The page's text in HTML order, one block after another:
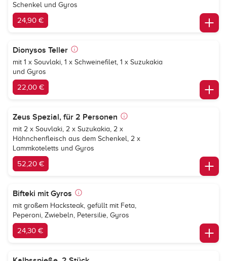
Schenkel und Gyros
24,90 €
Dionysos Teller
mit 1 x Souvlaki, 1 x Schweinefilet, 1 x Suzukakia
und Gyros
22,00 €
Zeus Spezial, für 2 Personen
mit 2 x Souvlaki, 2 x Suzukakia, 2 x
Hähnchenfleisch aus dem Schenkel, 2 x
Lammkoteletts und Gyros
52,20 €
Bifteki mit Gyros
mit großem Hacksteak, gefüllt mit Feta,
Peperoni, Zwiebeln, Petersilie, Gyros
24,30 €